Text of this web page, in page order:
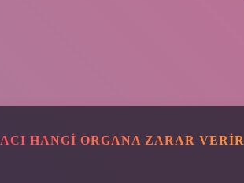
ACI HANGI ORGANA ZARAR VERIR